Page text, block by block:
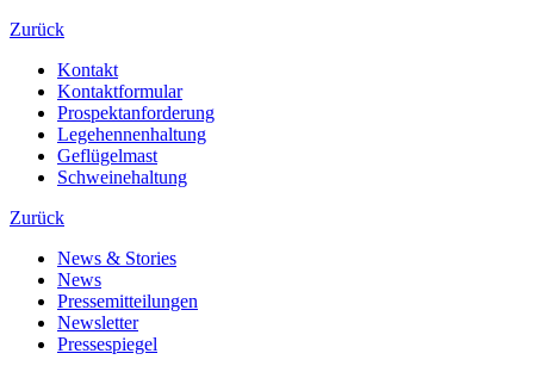
Zurück
Kontakt
Kontaktformular
Prospektanforderung
Legehennenhaltung
Geflügelmast
Schweinehaltung
Zurück
News & Stories
News
Pressemitteilungen
Newsletter
Pressespiegel